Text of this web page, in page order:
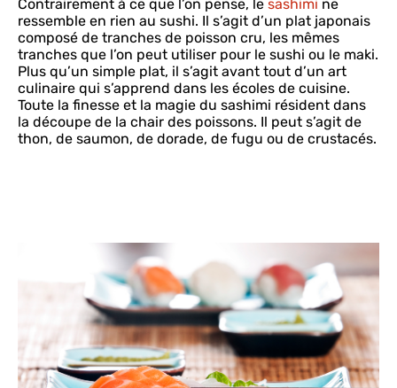
Contrairement à ce que l’on pense, le sashimi ne
ressemble en rien au sushi. Il s’agit d’un plat japonais
composé de tranches de poisson cru, les mêmes
tranches que l’on peut utiliser pour le sushi ou le maki.
Plus qu’un simple plat, il s’agit avant tout d’un art
culinaire qui s’apprend dans les écoles de cuisine.
Toute la finesse et la magie du sashimi résident dans
la découpe de la chair des poissons. Il peut s’agit de
thon, de saumon, de dorade, de fugu ou de crustacés.